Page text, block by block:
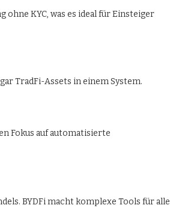
KYC, was es ideal für Einsteiger
TradFi-Assets in einem System.
Fokus auf automatisierte
BYDFi macht komplexe Tools für alle